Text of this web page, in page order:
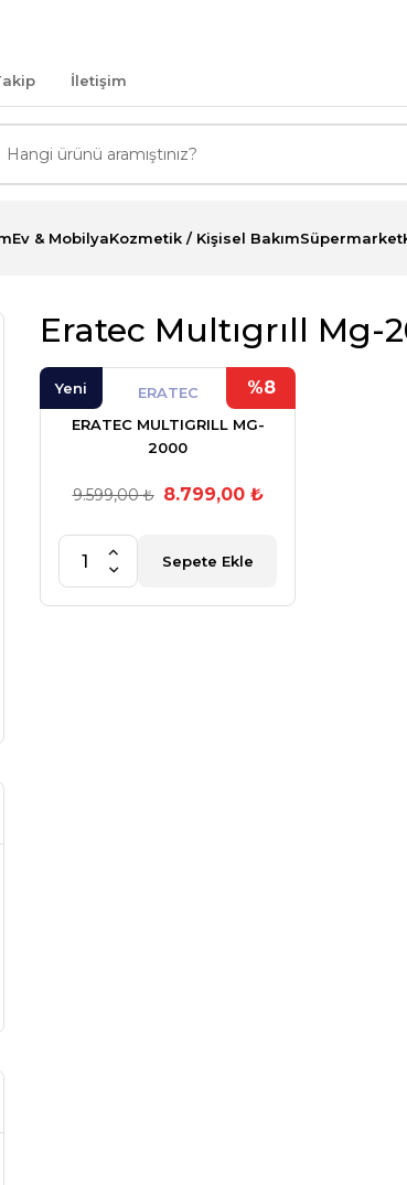
Kredi Kartına Peşin Fiyatına 3
İletişim
Ev & MobilyaKozmetik / Kişisel BakımSüpermarket
Eratec Multıgrıll Mg-
Yeni %8
ERATEC
ERATEC MULTIGRILL MG-
2000
9.599,00 ₺ 8.799,00 ₺
Sepete Ekle